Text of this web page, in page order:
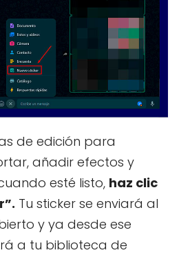
de edición para
añadir efectos y
esté listo, haz clic
Tu sticker se enviará al
y ya desde ese
a tu biblioteca de